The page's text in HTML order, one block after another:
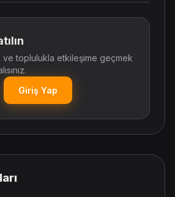
ve toplulukla etkileşime geçmek
Giriş Yap